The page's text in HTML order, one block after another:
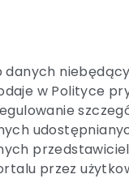
w Polityce
przez